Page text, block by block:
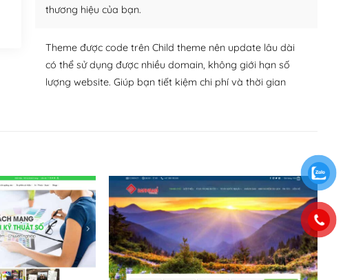
thương hiệu của bạn.
Theme được code trên Child theme nên update lâu dài
có thể sử dụng được nhiều domain, không giới hạn số
lượng website. Giúp bạn tiết kiệm chi phí và thời gian